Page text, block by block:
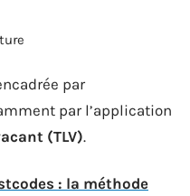
par
par l’application
(TLV).
: la méthode